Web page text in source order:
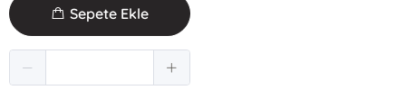
Sepete Ekle